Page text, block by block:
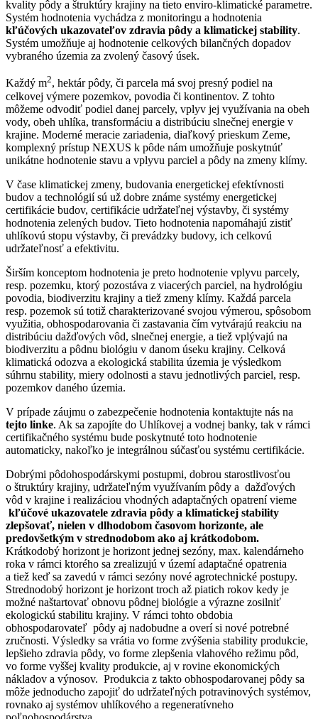
kvality pôdy a štruktúry krajiny na tieto enviro-klimatické parametre.
Systém hodnotenia vychádza z monitoringu a hodnotenia
kľúčových ukazovateľov zdravia pôdy a klimatickej stability.
Systém umožňuje aj hodnotenie celkových bilančných dopadov
vybraného územia za zvolený časový úsek.
Každý m2, hektár pôdy, či parcela má svoj presný podiel na
celkovej výmere pozemkov, povodia či kontinentov. Z tohto
môžeme odvodiť podiel danej parcely, vplyv jej využívania na obeh
vody, obeh uhlíka, transformáciu a distribúciu slnečnej energie v
krajine. Moderné meracie zariadenia, diaľkový prieskum Zeme,
komplexný prístup NEXUS k pôde nám umožňuje poskytnúť
unikátne hodnotenie stavu a vplyvu parciel a pôdy na zmeny klímy.
V čase klimatickej zmeny, budovania energetickej efektívnosti
budov a technológií sú už dobre známe systémy energetickej
certifikácie budov, certifikácie udržateľnej výstavby, či systémy
hodnotenia zelených budov. Tieto hodnotenia napomáhajú zistiť
uhlíkovú stopu výstavby, či prevádzky budovy, ich celkovú
udržateľnosť a efektivitu.
Širším konceptom hodnotenia je preto hodnotenie vplyvu parcely,
resp. pozemku, ktorý pozostáva z viacerých parciel, na hydrológiu
povodia, biodiverzitu krajiny a tiež zmeny klímy. Každá parcela
resp. pozemok sú totiž charakterizované svojou výmerou, spôsobom
využitia, obhospodarovania či zastavania čím vytvárajú reakciu na
distribúciu dažďových vôd, slnečnej energie, a tiež vplývajú na
biodiverzitu a pôdnu biológiu v danom úseku krajiny. Celková
klimatická odozva a ekologická stabilita územia je výsledkom
súhrnu stability, miery odolnosti a stavu jednotlivých parciel, resp.
pozemkov daného územia.
V prípade záujmu o zabezpečenie hodnotenia kontaktujte nás na
tejto linke. Ak sa zapojíte do Uhlíkovej a vodnej banky, tak v rámci
certifikačného systému bude poskytnuté toto hodnotenie
automaticky, nakoľko je integrálnou súčasťou systému certifikácie.
Dobrými pôdohospodárskymi postupmi, dobrou starostlivosťou
o štruktúry krajiny, udržateľným využívaním pôdy a dažďových
vôd v krajine i realizáciou vhodných adaptačných opatrení vieme
kľúčové ukazovatele zdravia pôdy a klimatickej stability
zlepšovať, nielen v dlhodobom časovom horizonte, ale
predovšetkým v strednodobom ako aj krátkodobom.
Krátkodobý horizont je horizont jednej sezóny, max. kalendárneho
roka v rámci ktorého sa zrealizujú v území adaptačné opatrenia
a tiež keď sa zavedú v rámci sezóny nové agrotechnické postupy.
Strednodobý horizont je horizont troch až piatich rokov kedy je
možné naštartovať obnovu pôdnej biológie a výrazne zosilniť
ekologickú stabilitu krajiny. V rámci tohto obdobia
obhospodarovateľ pôdy aj nadobudne a overí si nové potrebné
zručnosti. Výsledky sa vrátia vo forme zvýšenia stability produkcie,
lepšieho zdravia pôdy, vo forme zlepšenia vlahového režimu pôd,
vo forme vyššej kvality produkcie, aj v rovine ekonomických
nákladov a výnosov. Produkcia z takto obhospodarovanej pôdy sa
môže jednoducho zapojiť do udržateľných potravinových systémov,
rovnako aj systémov uhlíkového a regeneratívneho